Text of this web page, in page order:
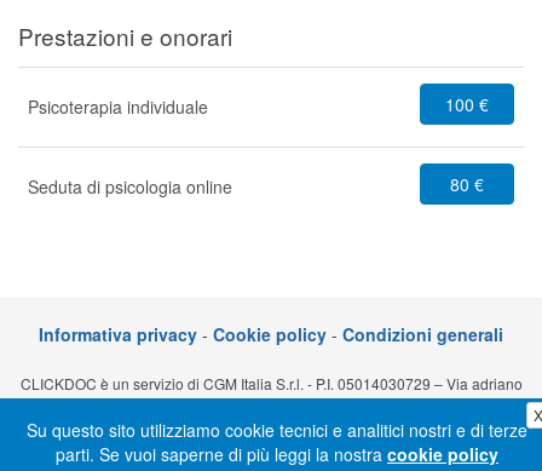
Prestazioni e onorari
Psicoterapia individuale 100 €
Seduta di psicologia online 80 €
Su questo sito utilizziamo cookie tecnici e analitici nostri e di terze
parti. Se vuoi saperne di più leggi la nostra cookie policy
X
Informativa privacy - Cookie policy - Condizioni generali
CLICKDOC è un servizio di CGM Italia S.r.l. - P.I. 05014030729 – Via adriano